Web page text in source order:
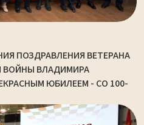
ПОЗДРАВЛЕНИЯ ВЕТЕРАНА
ВОЙНЫ ВЛАДИМИРА
ЮБИЛЕЕМ - СО 100-